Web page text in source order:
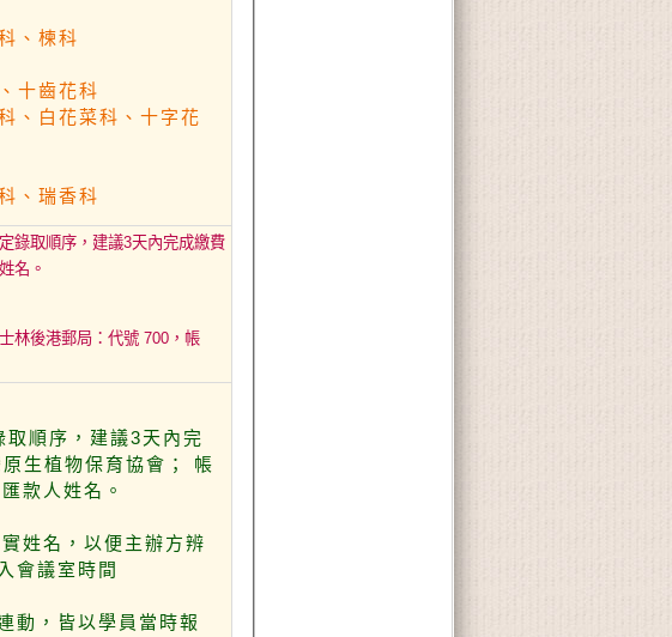
楝科
十齒花科
花菜科、十字花
瑞香科
錄取順序，建議3天內完成繳費
名。
林後港郵局：代號 700，帳
順序，建議3天內完
生植物保育協會； 帳
款人姓名。
姓名，以便主辦方辨
會議室時間
動，皆以學員當時報